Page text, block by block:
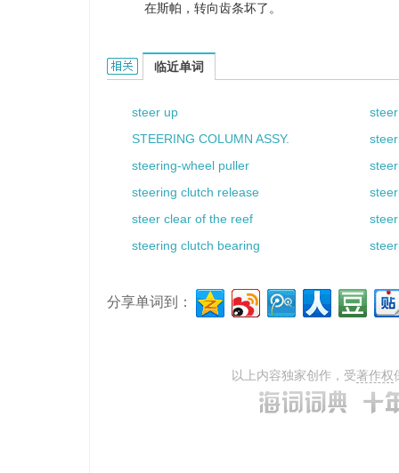
在斯帕，转向齿条坏了。
steering rack的相关资料：
临近单词
steer up
steer
STEERING COLUMN ASSY.
steering-wheel puller
steering clutch release
steer clear of the reef
steering clutch bearing
分享单词到：
以上内容独家创作，受著作权